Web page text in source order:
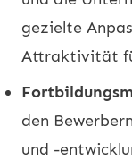
gezielte
Attraktivität
den
und -